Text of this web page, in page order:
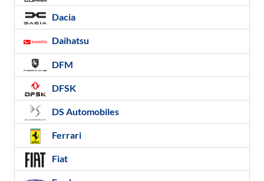
Dacia
Daihatsu
DFM
DFSK
DS Automobiles
Ferrari
Fiat